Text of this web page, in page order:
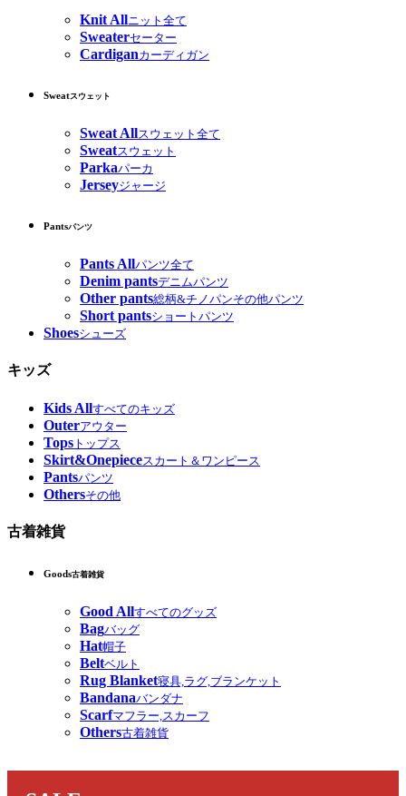
Knit Allニット全て
Sweaterセーター
Cardiganカーディガン
Sweatスウェット
Sweat Allスウェット全て
Sweatスウェット
Parkaパーカ
Jerseyジャージ
Pantsパンツ
Pants Allパンツ全て
Denim pantsデニムパンツ
Other pants総柄&チノパンその他パンツ
Short pantsショートパンツ
Shoesシューズ
キッズ
Kids Allすべてのキッズ
Outerアウター
Tops トップス
Skirt&Onepieceスカート＆ワンピース
Pantsパンツ
Othersその他
古着雑貨
Goods古着雑貨
Good Allすべてのグッズ
Bagバッグ
Hat帽子
Beltベルト
Rug Blanket寝具,ラグ,ブランケット
Bandanaバンダナ
Scarfマフラー,スカーフ
Others古着雑貨